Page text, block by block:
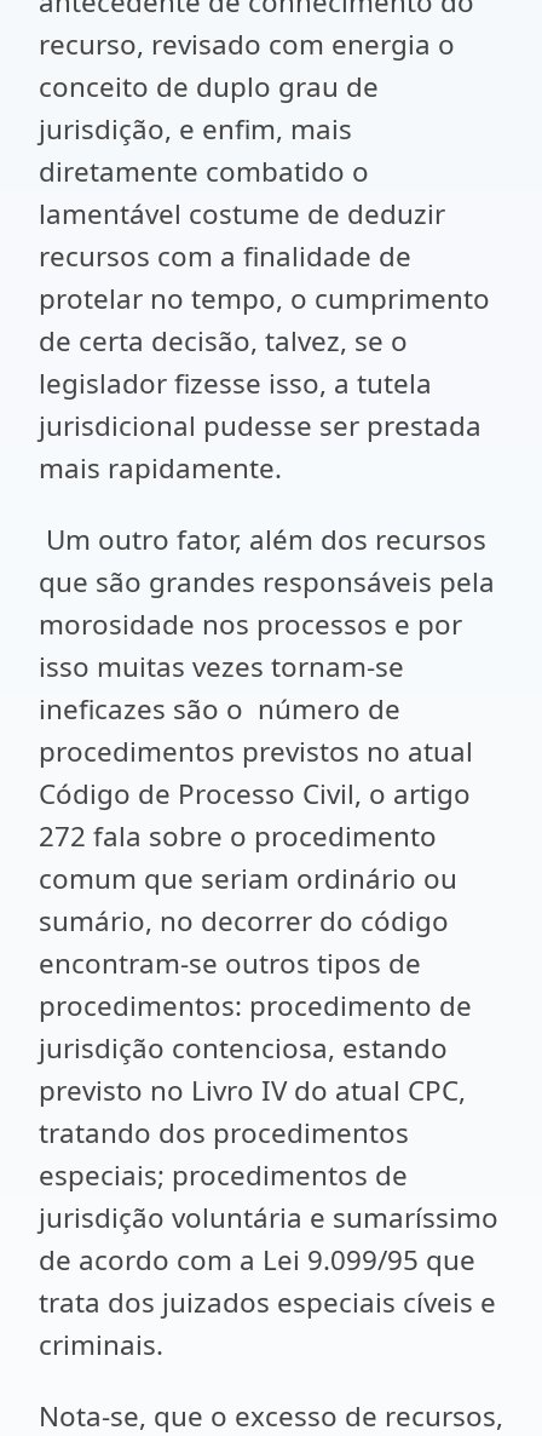
recurso, revisado com energia o
conceito de duplo grau de
jurisdição, e enfim, mais
diretamente combatido o
lamentável costume de deduzir
recursos com a finalidade de
protelar no tempo, o cumprimento
de certa decisão, talvez, se o
legislador fizesse isso, a tutela
jurisdicional pudesse ser prestada
mais rapidamente.
Um outro fator, além dos recursos
que são grandes responsáveis pela
morosidade nos processos e por
isso muitas vezes tornam-se
ineficazes são o número de
procedimentos previstos no atual
Código de Processo Civil, o artigo
272 fala sobre o procedimento
comum que seriam ordinário ou
sumário, no decorrer do código
encontram-se outros tipos de
procedimentos: procedimento de
jurisdição contenciosa, estando
previsto no Livro IV do atual CPC,
tratando dos procedimentos
especiais; procedimentos de
jurisdição voluntária e sumaríssimo
de acordo com a Lei 9.099/95 que
trata dos juizados especiais cíveis e
criminais.
Nota-se, que o excesso de recursos,